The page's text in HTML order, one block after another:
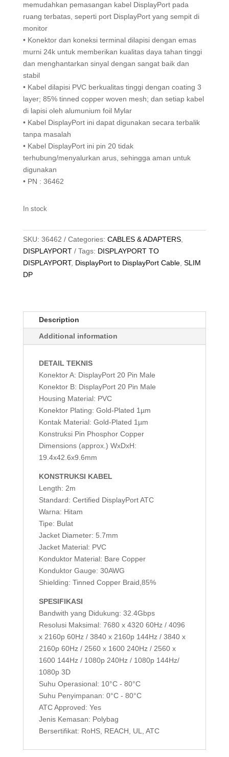
memudahkan pemasangan kabel DisplayPort pada
ruang terbatas, seperti port DisplayPort yang sempit di
monitor
• Konektor dan koneksi terminal dilapisi dengan emas
murni 24k untuk memberikan kualitas daya tahan tinggi
dan menghantarkan sinyal dengan sangat baik dan
stabil
• Kabel dilapisi PVC berkualitas tinggi dengan coating 3
layer; 85% tinned copper woven mesh; dan setiap kabel
di lapisi oleh alumunium foil Mylar
• Kabel DisplayPort ini dapat digunakan secara terbalik
tanpa masalah
• Kabel DisplayPort ini pin 20 tidak
terhubung/menyalurkan arus, sehingga aman untuk
digunakan
• PN : 36462
In stock
SKU: 36462 Categories: CABLES & ADAPTERS,
DISPLAYPORT
Tags: DISPLAYPORT TO
DISPLAYPORT, DisplayPort to DisplayPort Cable, SLIM
DP
Description
Additional information
DETAIL TEKNIS
Konektor A: DisplayPort 20 Pin Male
Konektor B: DisplayPort 20 Pin Male
Housing Material: PVC
Konektor Plating: Gold-Plated 1µm
Kontak Material: Gold-Plated 1µm
Konstruksi Pin Phosphor Copper
Dimensions (approx.) WxDxH:
19.4x42.6x9.6mm
KONSTRUKSI KABEL
Length: 2m
Standard: Certified DisplayPort ATC
Warna: Hitam
Tipe: Bulat
Jacket Diameter: 5.7mm
Jacket Material: PVC
Konduktor Material: Bare Copper
Konduktor Gauge: 30AWG
Shielding: Tinned Copper Braid,85%
SPESIFIKASI
Bandwith yang Didukung: 32.4Gbps
Resolusi Maksimal: 7680 x 4320 60Hz / 4096
x 2160p 60Hz / 3840 x 2160p 144Hz / 3840 x
2160p 60Hz / 2560 x 1600 240Hz / 2560 x
1600 144Hz / 1080p 240Hz / 1080p 144Hz/
1080p 3D
Suhu Operasional: 10°C - 80°C
Suhu Penyimpanan: 0°C - 80°C
ATC Approved: Yes
Jenis Kemasan: Polybag
Bersertifikat: RoHS, REACH, UL, ATC